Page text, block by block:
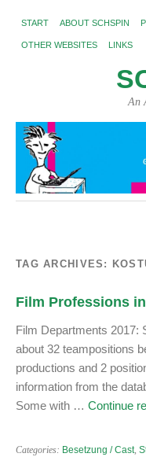
START ABOUT SCHSPIN
OTHER WEBSITES LINKS
An
TAG ARCHIVES:
Film Professions
Film Departments 2017:
about 32 teampositions
productions and 2
information from the
Some with … Continue
Categories: Besetzung / Cast,